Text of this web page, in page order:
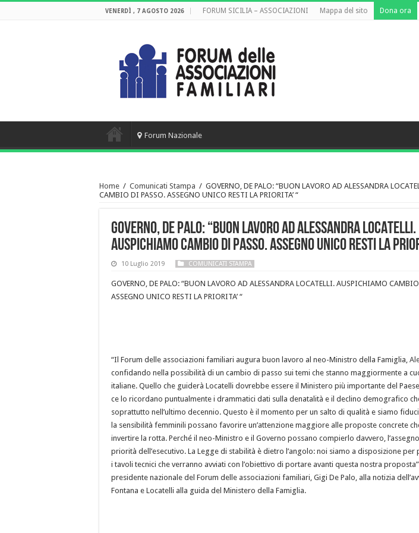
VENERDÌ , 7 AGOSTO 2026 FORUM SICILIA – ASSOCIAZIONI Mappa del sito Dona ora
Forum Nazionale
Home / Comunicati Stampa / GOVERNO, DE PALO: “BUON LAVORO AD ALESSANDRA
CAMBIO DI PASSO. ASSEGNO UNICO RESTI LA PRIORITA’ “
GOVERNO, DE PALO: “BUON LAVORO AD ALESSANDRA LOCATELLI.
AUSPICHIAMO CAMBIO DI PASSO. ASSEGNO UNICO RESTI LA
10 Luglio 2019 COMUNICATI STAMPA
GOVERNO, DE PALO: “BUON LAVORO AD ALESSANDRA LOCATELLI. AUSPICHIAMO
ASSEGNO UNICO RESTI LA PRIORITA’ “
“Il Forum delle associazioni familiari augura buon lavoro al neo-Ministro della Famiglia,
confidando nella possibilità di un cambio di passo sui temi che stanno maggiormente a
italiane. Quello che guiderà Locatelli dovrebbe essere il Ministero più importante del
ce lo ricordano puntualmente i drammatici dati sulla denatalità e il declino demografico
soprattutto nell’ultimo decennio. Questo è il momento per un salto di qualità e siamo
la sensibilità femminili possano favorire un’attenzione maggiore alle proposte concrete
invertire la rotta. Perché il neo-Ministro e il Governo possano compierlo davvero,
priorità dell’esecutivo. La Legge di stabilità è dietro l’angolo: noi siamo a disposizione per
i tavoli tecnici che verranno avviati con l’obiettivo di portare avanti questa nostra
presidente nazionale del Forum delle associazioni familiari, Gigi De Palo, alla notizia
Fontana e Locatelli alla guida del Ministero della Famiglia.